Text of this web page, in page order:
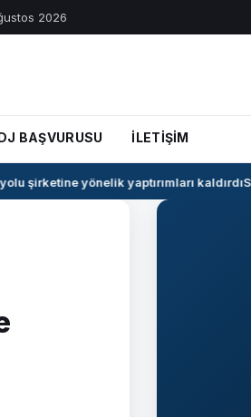
2026
BAŞVURUSU İLETİŞİM
şirketine yönelik yaptırımları kaldırdı